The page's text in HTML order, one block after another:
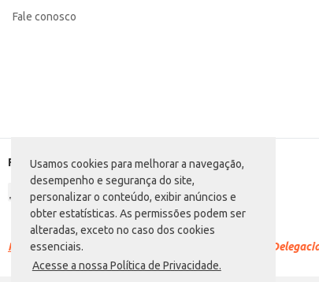
Usamos cookies para melhorar a navegação,
desempenho e segurança do site,
personalizar o conteúdo, exibir anúncios e
obter estatísticas. As permissões podem ser
alteradas, exceto no caso dos cookies
essenciais.
Acesse a nossa Política de Privacidade.
Fale conosco
Formas de pagamento
Racismo é crime. Denuncie. Disque 100 ou procure a